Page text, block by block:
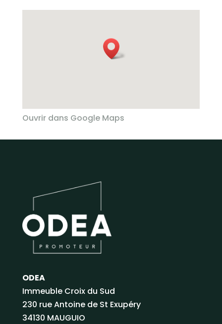
Ouvrir dans Google Maps
ODEA
Immeuble Croix du Sud
230 rue Antoine de St Exupéry
34130 MAUGUIO